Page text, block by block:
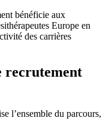
bénéficie aux
Europe en
des carrières
recrutement
l’ensemble du parcours,